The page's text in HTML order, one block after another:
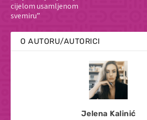
cijelom usamljenom
svemiru”
O AUTORU/AUTORICI
Jelena Kalinić